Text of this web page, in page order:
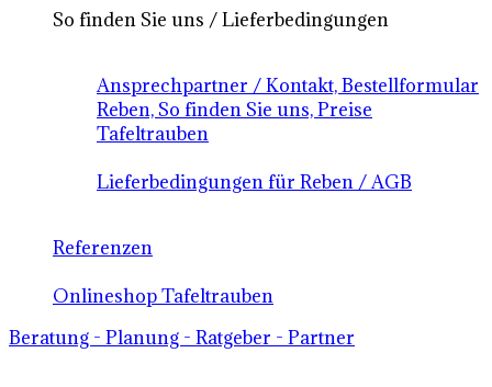
So finden Sie uns / Lieferbedingungen
Ansprechpartner / Kontakt, Bestellformular
Reben, So finden Sie uns, Preise
Tafeltrauben
Lieferbedingungen für Reben / AGB
Referenzen
Onlineshop Tafeltrauben
Beratung - Planung - Ratgeber - Partner